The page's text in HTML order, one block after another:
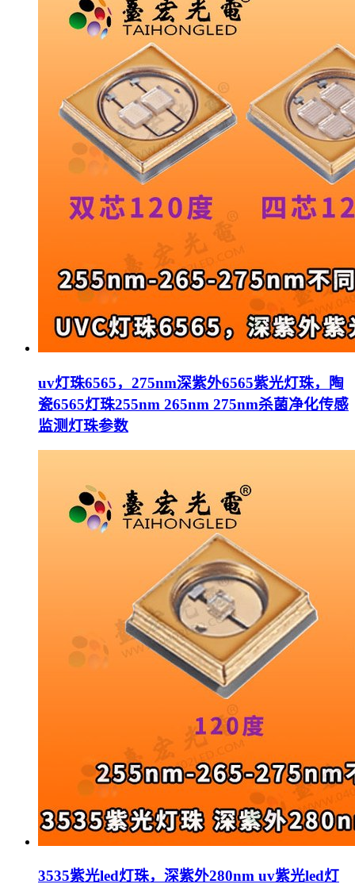
uv灯珠6565，275nm深紫外6565紫光灯珠，陶
瓷6565灯珠255nm 265nm 275nm杀菌净化传感
监测灯珠参数
3535紫光led灯珠，深紫外280nm uv紫光led灯